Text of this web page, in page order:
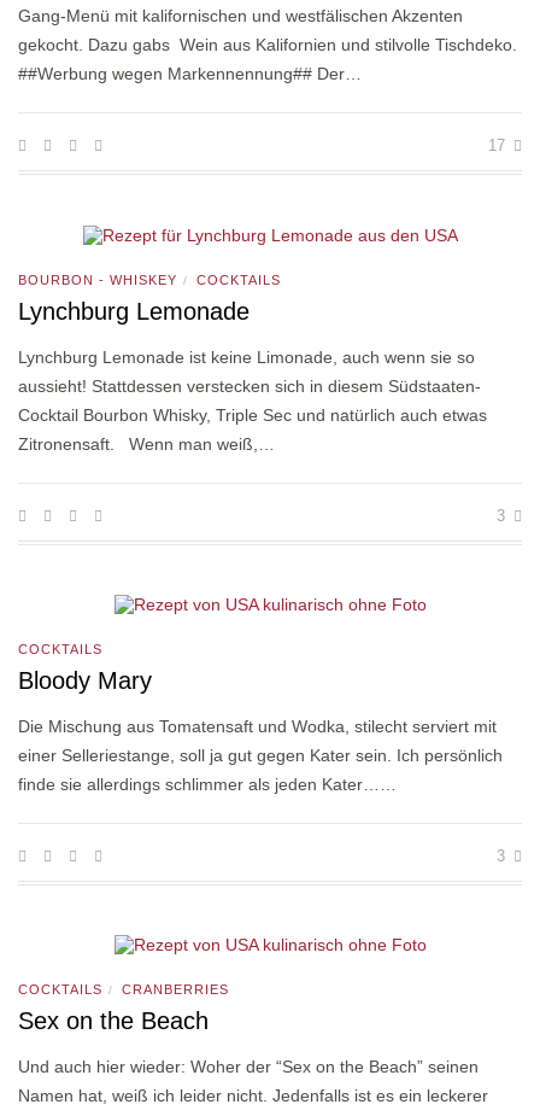
Gang-Menü mit kalifornischen und westfälischen Akzenten
gekocht. Dazu gabs Wein aus Kalifornien und stilvolle Tischdeko.
##Werbung wegen Markennennung## Der…
17
BOURBON - WHISKEY / COCKTAILS
Lynchburg Lemonade
Lynchburg Lemonade ist keine Limonade, auch wenn sie so
aussieht! Stattdessen verstecken sich in diesem Südstaaten-
Cocktail Bourbon Whisky, Triple Sec und natürlich auch etwas
Zitronensaft. Wenn man weiß,…
3
COCKTAILS
Bloody Mary
Die Mischung aus Tomatensaft und Wodka, stilecht serviert mit
einer Selleriestange, soll ja gut gegen Kater sein. Ich persönlich
finde sie allerdings schlimmer als jeden Kater……
3
COCKTAILS / CRANBERRIES
Sex on the Beach
Und auch hier wieder: Woher der “Sex on the Beach” seinen
Namen hat, weiß ich leider nicht. Jedenfalls ist es ein leckerer